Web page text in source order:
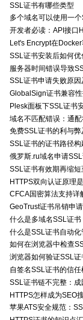
SSL证书有哪些类型
多个域名可以使用一
开发者必读：API接口
Let's Encrypt在
SSL证书安装后如何
服务器时间错误导致
SSL证书申请失败原
GlobalSign证书兼容
Plesk面板下SSL证书
域名不匹配错误：通
免费SSL证书的利与弊
SSL证书的证书路径
俄罗斯.ru域名申请
SSL证书有效期再缩
HTTPS双向认证原理
CFCA国密算法支持详
GeoTrust证书吊销申
什么是多域名SSL证书
什么是SSL证书自动化
如何在浏览器中检查
浏览器如何验证SSL
自签名SSL证书的信
SSL证书链不完整：
HTTPS怎样成为SEO
苹果ATS安全规范：